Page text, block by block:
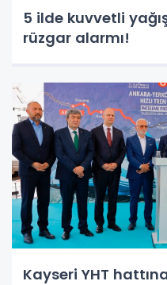
5 ilde kuvvetli
rüzgar alarmı!
Kayseri YHT